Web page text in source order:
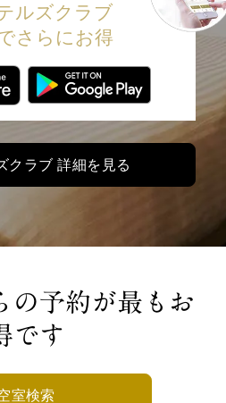
ルズクラブ
さらにお得
クラブ 詳細を見る
の予約が最もお
です
室検索